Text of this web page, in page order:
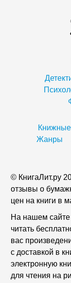
Жанры
© КнигаЛит.ру
отзывы о
цен на книги в
На нашем сайте
читать
вас
с доставкой в
электронную
для чтения на